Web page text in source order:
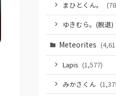
まひとくん。
ゆきむら。(脱退)
Meteorites
Lapis (1,577)
みかさくん